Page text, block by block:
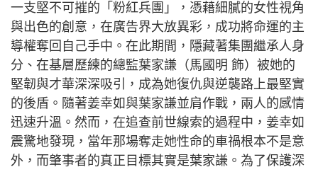
一支堅不可摧的「粉紅兵團」，憑藉細膩的女性視角
與出色的創意，在廣告界大放異彩，成功將命運的主
導權奪回自己手中。在此期間，隱藏著集團繼承人身
分、在基層歷練的總監葉家謙（馬國明 飾）被她的
堅韌與才華深深吸引，成為她復仇與逆襲路上最堅實
的後盾。隨著姜幸如與葉家謙並肩作戰，兩人的感情
迅速升溫。然而，在追查前世線索的過程中，姜幸如
震驚地發現，當年那場奪走她性命的車禍根本不是意
外，而肇事者的真正目標其實是葉家謙。為了保護深